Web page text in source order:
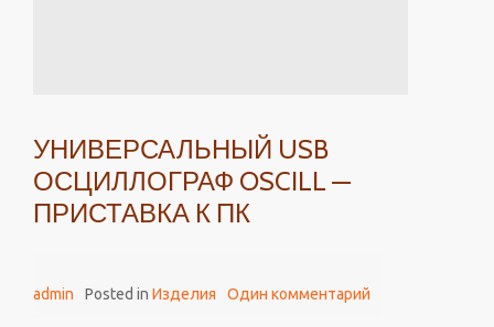
УНИВЕРСАЛЬНЫЙ USB
ОСЦИЛЛОГРАФ OSCILL —
ПРИСТАВКА К ПК
admin Posted in Изделия Один комментарий